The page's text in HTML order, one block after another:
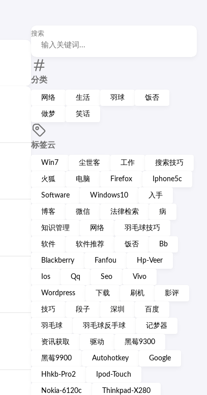
搜索
分类
网络 生活 羽球 饭否
做梦 笑话
标签云
Win7 尘世客 工作 搜索技巧
火狐 电脑 Firefox Iphone5c
Software Windows10 入手
博客 微信 法律检索 病
知识管理 网络 羽毛球技巧
软件 软件推荐 饭否 Bb
Blackberry Fanfou Hp-Veer
Ios Qq Seo Vivo
Wordpress 下载 刷机 影评
技巧 段子 深圳 百度
羽毛球 羽毛球反手球 记梦器
资讯获取 驱动 黑莓9300
黑莓9900 Autohotkey Google
Hhkb-Pro2 Ipod-Touch
Nokia-6120c Thinkpad-X280